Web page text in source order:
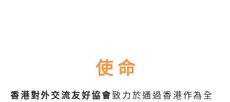
使 命
香港對外交流友好協會致力於通過香港作為全